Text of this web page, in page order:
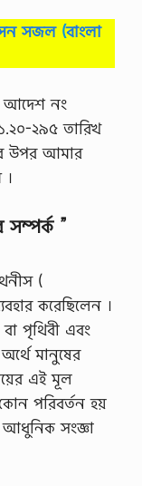
সজল(বাংলা
আদেশ নং
২৯৫ তারিখ
উপর আমার
।
সম্পর্ক ”
(
করেছিলেন ।
পৃথিবী এবং
মানুষের
এই মূল
পরিবর্তন হয়
আধুনিক সংজ্ঞা